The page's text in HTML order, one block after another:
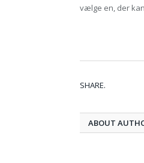
vælge en, der
SHARE.
ABOUT